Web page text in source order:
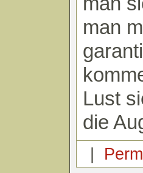
man
Lust
die
|